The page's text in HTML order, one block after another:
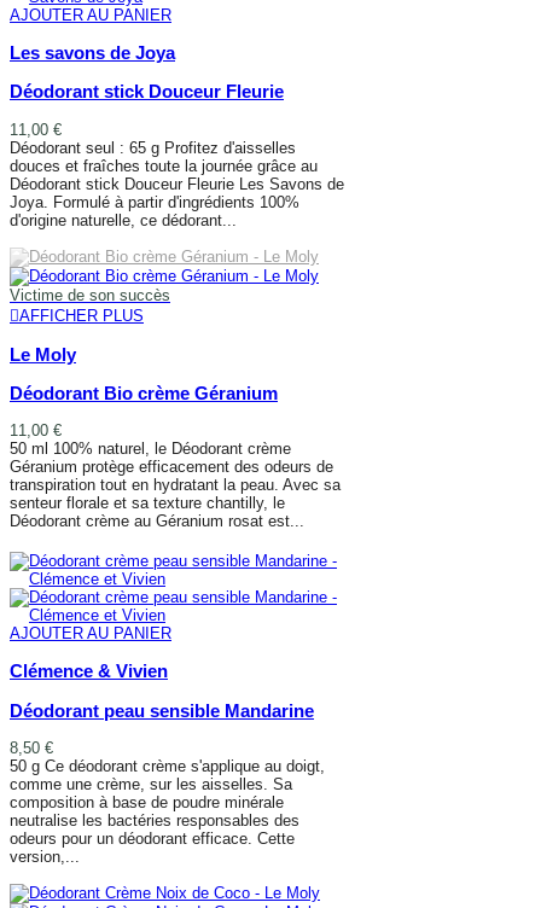
AJOUTER AU PANIER
Les savons de Joya
Déodorant stick Douceur Fleurie
11,00 €
Déodorant seul : 65 g Profitez d'aisselles
douces et fraîches toute la journée grâce au
Déodorant stick Douceur Fleurie Les Savons de
Joya. Formulé à partir d'ingrédients 100%
d'origine naturelle, ce dédorant...
Victime de son succès
AFFICHER PLUS
Le Moly
Déodorant Bio crème Géranium
11,00 €
50 ml 100% naturel, le Déodorant crème
Géranium protège efficacement des odeurs de
transpiration tout en hydratant la peau. Avec sa
senteur florale et sa texture chantilly, le
Déodorant crème au Géranium rosat est...
AJOUTER AU PANIER
Clémence & Vivien
Déodorant peau sensible Mandarine
8,50 €
50 g Ce déodorant crème s'applique au doigt,
comme une crème, sur les aisselles. Sa
composition à base de poudre minérale
neutralise les bactéries responsables des
odeurs pour un déodorant efficace. Cette
version,...